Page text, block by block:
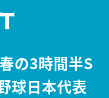
の3時間半S
球日本代表